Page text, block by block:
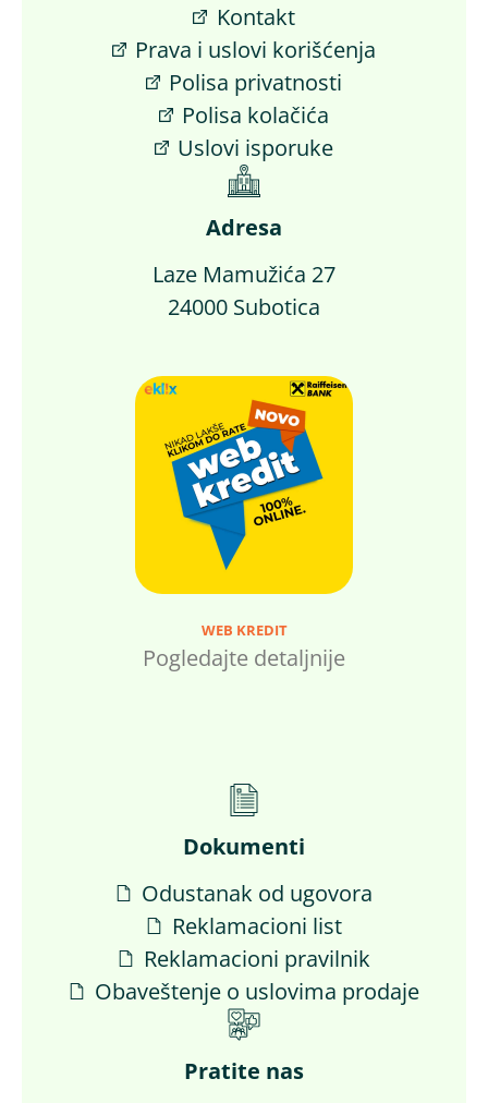
Kontakt
Prava i uslovi korišćenja
Polisa privatnosti
Polisa kolačića
Uslovi isporuke
Adresa
Laze Mamužića 27
24000 Subotica
WEB KREDIT
Pogledajte detaljnije
Dokumenti
Odustanak od ugovora
Reklamacioni list
Reklamacioni pravilnik
Obaveštenje o uslovima prodaje
Pratite nas